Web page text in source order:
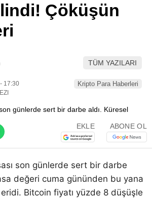
Pinterest
Çöküşün
TÜM YAZILARI
17:30
Kripto Para Haberleri
EKLE ABONE OL
son günlerde sert bir darbe
değeri cuma gününden bu yana
Bitcoin fiyatı yüzde 8 düşüşle